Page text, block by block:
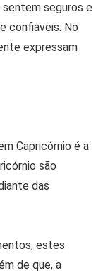
sentem seguros e
confiáveis. No
expressam
Capricórnio é a
são
das
estes
de que, a